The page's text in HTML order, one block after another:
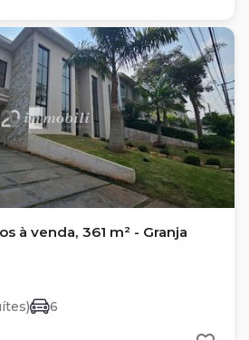
à venda, 361 m² - Granja
6